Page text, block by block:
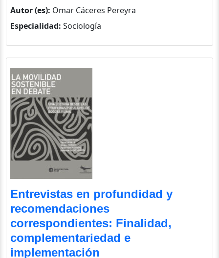
Autor (es): Omar Cáceres Pereyra
Especialidad: Sociología
Entrevistas en profundidad y
recomendaciones
correspondientes: Finalidad,
complementariedad e
implementación